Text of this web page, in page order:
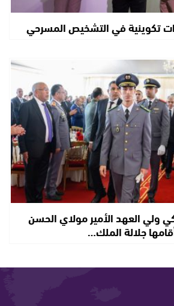
تكوينية في التشخيص المسرحي
ولي العهد الأمير مولاي الحسن
جلالة الملك…